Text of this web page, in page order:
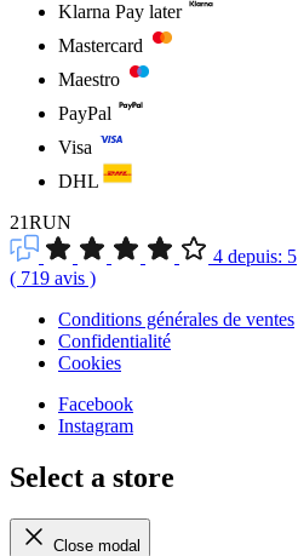
Klarna Pay later
Mastercard
Maestro
PayPal
Visa
DHL
21RUN
4 depuis: 5
( 719 avis )
Conditions générales de ventes
Confidentialité
Cookies
Facebook
Instagram
Select a store
Close modal